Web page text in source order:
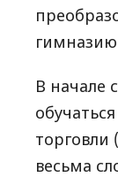
В начале
торговли
весьма